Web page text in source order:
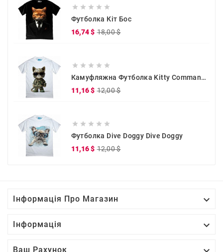
    
Футболка Кіт Бос
16,74 $ 18,00 $
    
Камуфляжна Футболка Kitty Commander
11,16 $ 12,00 $
    
Футболка Dive Doggy Dive Doggy
11,16 $ 12,00 $
Інформація Про Магазин 
Інформація 
Ваш Рахунок